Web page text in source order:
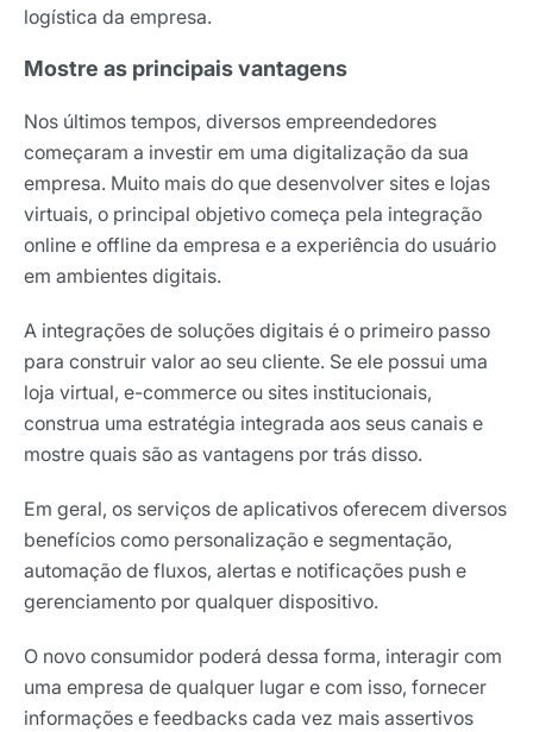
logística da empresa.
Mostre as principais vantagens
Nos últimos tempos, diversos empreendedores
começaram a investir em uma digitalização da sua
empresa. Muito mais do que desenvolver sites e lojas
virtuais, o principal objetivo começa pela integração
online e offline da empresa e a experiência do usuário
em ambientes digitais.
A integrações de soluções digitais é o primeiro passo
para construir valor ao seu cliente. Se ele possui uma
loja virtual, e-commerce ou sites institucionais,
construa uma estratégia integrada aos seus canais e
mostre quais são as vantagens por trás disso.
Em geral, os serviços de aplicativos oferecem diversos
benefícios como personalização e segmentação,
automação de fluxos, alertas e notificações push e
gerenciamento por qualquer dispositivo.
O novo consumidor poderá dessa forma, interagir com
uma empresa de qualquer lugar e com isso, fornecer
informações e feedbacks cada vez mais assertivos